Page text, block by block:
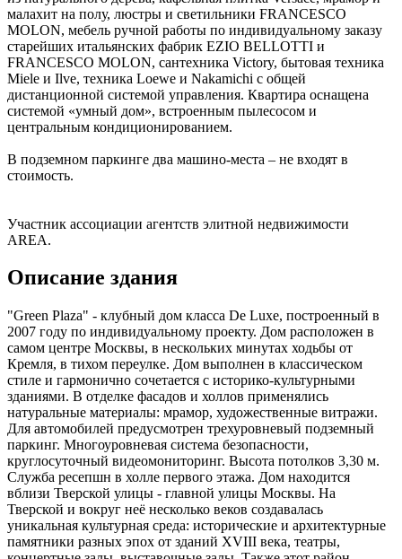
малахит на полу, люстры и светильники FRANCESCO
MOLON, мебель ручной работы по индивидуальному заказу
старейших итальянских фабрик EZIO BELLOTTI и
FRANCESCO MOLON, сантехника Victory, бытовая техника
Miele и Ilve, техника Loewe и Nakamichi с общей
дистанционной системой управления. Квартира оснащена
системой «умный дом», встроенным пылесосом и
центральным кондиционированием.
В подземном паркинге два машино-места – не входят в
стоимость.
Участник ассоциации агентств элитной недвижимости
AREA.
Описание здания
"Green Plaza" - клубный дом класса De Luxe, построенный в
2007 году по индивидуальному проекту. Дом расположен в
самом центре Москвы, в нескольких минутах ходьбы от
Кремля, в тихом переулке. Дом выполнен в классическом
стиле и гармонично сочетается с историко-культурными
зданиями. В отделке фасадов и холлов применялись
натуральные материалы: мрамор, художественные витражи.
Для автомобилей предусмотрен трехуровневый подземный
паркинг. Многоуровневая система безопасности,
круглосуточный видеомониторинг. Высота потолков 3,30 м.
Служба ресепшн в холле первого этажа. Дом находится
вблизи Тверской улицы - главной улицы Москвы. На
Тверской и вокруг неё несколько веков создавалась
уникальная культурная среда: исторические и архитектурные
памятники разных эпох от зданий XVIII века, театры,